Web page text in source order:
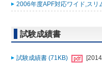
2006年度APF対応ワイド,スリ
試験成績書
試験成績書 (71KB)